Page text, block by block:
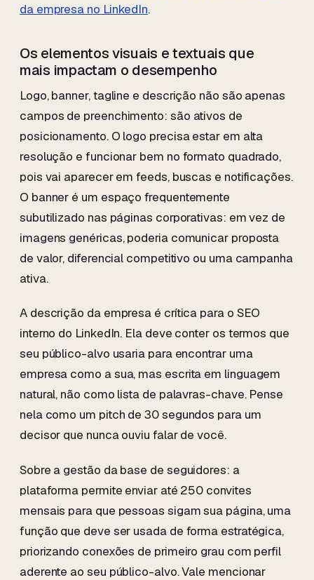
da empresa no LinkedIn.
Os elementos visuais e textuais que
mais impactam o desempenho
Logo, banner, tagline e descrição não são apenas
campos de preenchimento: são ativos de
posicionamento. O logo precisa estar em alta
resolução e funcionar bem no formato quadrado,
pois vai aparecer em feeds, buscas e notificações.
O banner é um espaço frequentemente
subutilizado nas páginas corporativas: em vez de
imagens genéricas, poderia comunicar proposta
de valor, diferencial competitivo ou uma campanha
ativa.
A descrição da empresa é crítica para o SEO
interno do LinkedIn. Ela deve conter os termos que
seu público-alvo usaria para encontrar uma
empresa como a sua, mas escrita em linguagem
natural, não como lista de palavras-chave. Pense
nela como um pitch de 30 segundos para um
decisor que nunca ouviu falar de você.
Sobre a gestão da base de seguidores: a
plataforma permite enviar até 250 convites
mensais para que pessoas sigam sua página, uma
função que deve ser usada de forma estratégica,
priorizando conexões de primeiro grau com perfil
aderente ao seu público-alvo. Vale mencionar